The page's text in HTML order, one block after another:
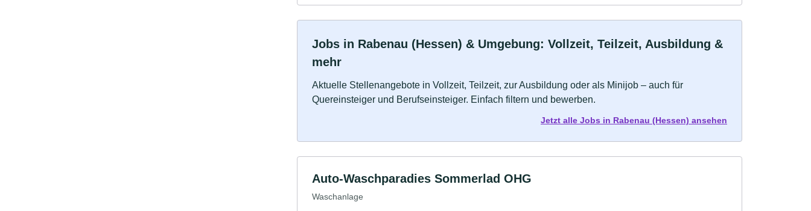
Jobs in Rabenau (Hessen) & Umgebung: Vollzeit, Teilzeit, Ausbildung &
mehr
Aktuelle Stellenangebote in Vollzeit, Teilzeit, zur Ausbildung oder als Minijob – auch für
Quereinsteiger und Berufseinsteiger. Einfach filtern und bewerben.
Jetzt alle Jobs in Rabenau (Hessen) ansehen
Auto-Waschparadies Sommerlad OHG
Waschanlage